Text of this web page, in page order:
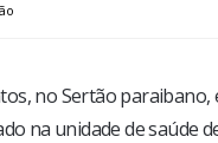
no Sertão paraibano,
na unidade de saúde